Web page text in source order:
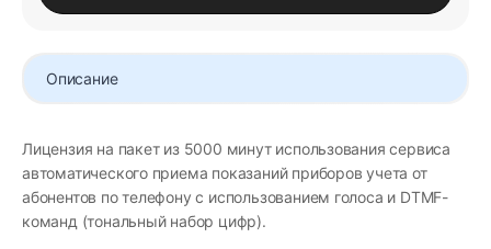
Описание
Лицензия на пакет из 5000 минут использования сервиса
автоматического приема показаний приборов учета от
абонентов по телефону с использованием голоса и DTMF-
команд (тональный набор цифр).